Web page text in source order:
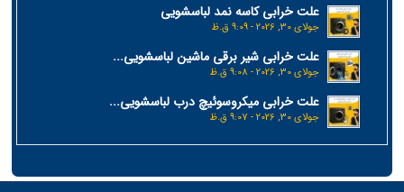
علت خرابی کاسه نمد لباسشویی
جولای 30, 2026 - 9:09 ق.ظ
علت خرابی شیر برقی ماشین لباسشویی...
جولای 30, 2026 - 9:08 ق.ظ
علت خرابی میکروسوئیچ درب لباسشویی...
جولای 30, 2026 - 9:07 ق.ظ